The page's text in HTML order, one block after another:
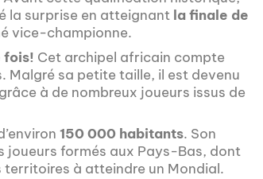
la surprise en atteignant la finale de
vice-championne.
fois! Cet archipel africain compte
Malgré sa petite taille, il est devenu
à de nombreux joueurs issus de
150 000 habitants. Son
joueurs formés aux Pays-Bas, dont
territoires à atteindre un Mondial.